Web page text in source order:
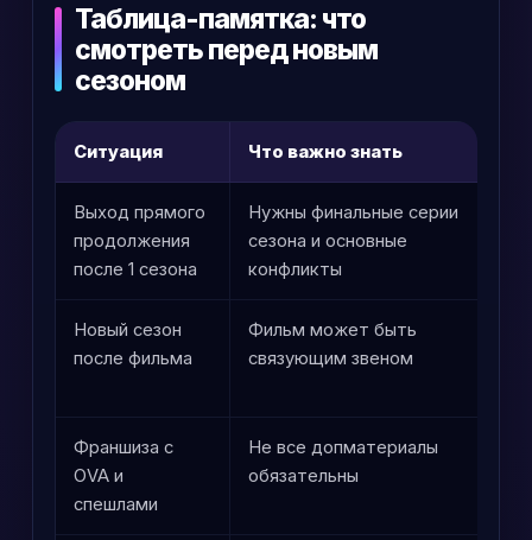
Таблица-памятка: что
смотреть перед новым
сезоном
Ситуация Что важно знать
Выход прямого
продолжения
после 1 сезона
Нужны финальные серии
сезона и основные
конфликты
Новый сезон
после фильма
Фильм может быть
связующим звеном
Франшиза с
OVA и
спешлами
Не все допматериалы
обязательны